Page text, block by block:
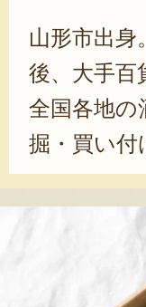
山形市出身
後、大手百
全国各地の
掘・買い付
後、Uター
旧態依然と
設備や醸
務改革に